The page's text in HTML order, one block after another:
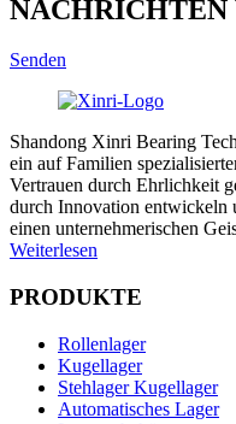
NACHRICHTEN
Senden
Shandong Xinri Bearing
ein auf Familien
Vertrauen durch Ehrlichkeit
durch Innovation entwickeln
einen unternehmerischen
Weiterlesen
PRODUKTE
Rollenlager
Kugellager
Stehlager Kugellager
Automatisches Lager